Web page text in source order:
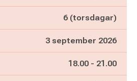
6 (torsdagar)
3 september 2026
Pågår mellan
18.00 - och
21.00